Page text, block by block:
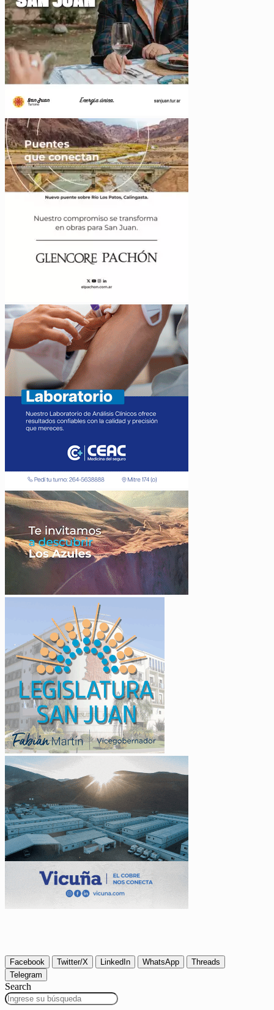
Facebook Twitter/X LinkedIn WhatsApp
Threads
Telegram
Search